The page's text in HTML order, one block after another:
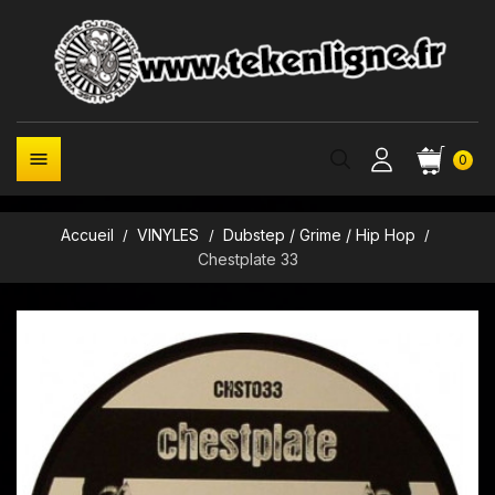
0

Accueil VINYLES
Dubstep / Grime / Hip Hop
Chestplate 33